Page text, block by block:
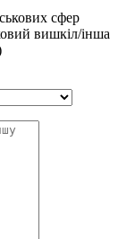
сфер
вишкіл/інша